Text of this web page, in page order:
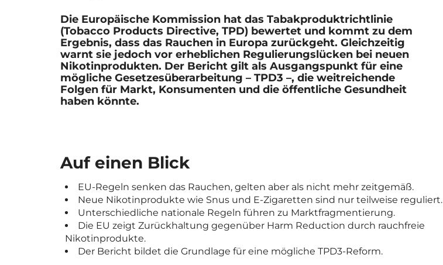
Die Europäische Kommission hat das Tabakproduktrichtlinie
(Tobacco Products Directive, TPD) bewertet und kommt zu dem
Ergebnis, dass das Rauchen in Europa zurückgeht. Gleichzeitig
warnt sie jedoch vor erheblichen Regulierungslücken bei neuen
Nikotinprodukten. Der Bericht gilt als Ausgangspunkt für eine
mögliche Gesetzesüberarbeitung – TPD3 –, die weitreichende
Folgen für Markt, Konsumenten und die öffentliche Gesundheit
haben könnte.
Auf einen Blick
EU-Regeln senken das Rauchen, gelten aber als nicht mehr zeitgemäß.
Neue Nikotinprodukte wie Snus und E-Zigaretten sind nur teilweise reguliert.
Unterschiedliche nationale Regeln führen zu Marktfragmentierung.
Die EU zeigt Zurückhaltung gegenüber Harm Reduction durch rauchfreie
Nikotinprodukte.
Der Bericht bildet die Grundlage für eine mögliche TPD3-Reform.